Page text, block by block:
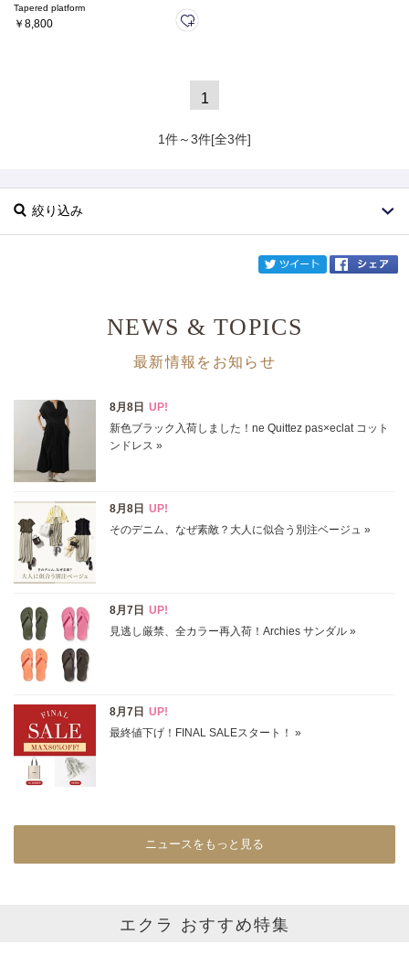
Tapered platform
￥8,800
1
1件～3件[全3件]
絞り込み
サイズ
掲載雑誌
価格
表示オプション
すべて
SALE商品
再入荷
カラー
NEWS & TOPICS
最新情報をお知らせ
ニュースをもっと見る
エクラ おすすめ特集